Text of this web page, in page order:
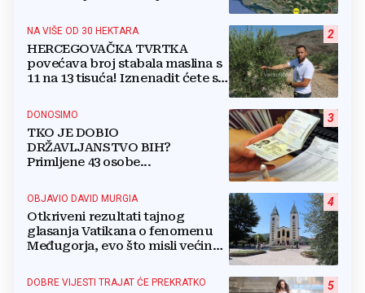
2
NA VIŠE OD 30 HEKTARA
HERCEGOVAČKA TVRTKA
povećava broj stabala maslina s
11 na 13 tisuća! Iznenadit ćete se
3
DONOSIMO
TKO JE DOBIO
DRŽAVLJANSTVO BIH?
Primljene 43 osobe...
4
OBJAVIO DAVID MURGIA
Otkriveni rezultati tajnog
glasanja Vatikana o fenomenu
Međugorja, evo što misli većina
5
DOBRE VIJESTI TRAJAT ĆE PREKRATKO